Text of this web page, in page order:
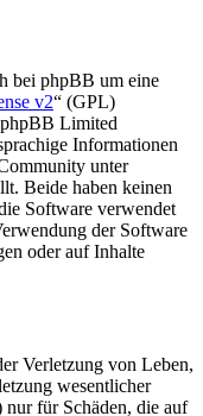
bei phpBB um eine
v2“ (GPL)
Limited
Informationen
unter
Beide haben keinen
Software verwendet
der Software
oder auf Inhalte
Verletzung von Leben,
wesentlicher
für Schäden, die auf